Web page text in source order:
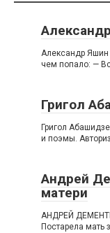
Александр Яшин
чем попало: —
Григол
Григол
и поэмы.
Андрей
матери
АНДРЕЙ
Постарела мать